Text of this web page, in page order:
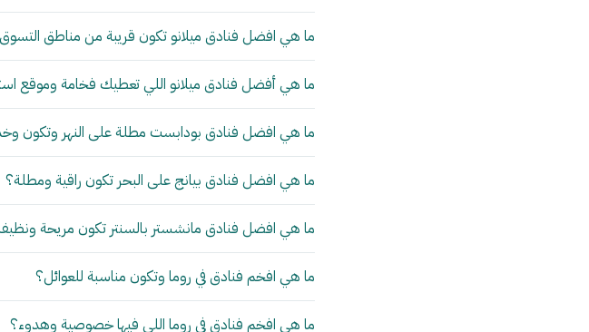
ما هي افضل فنادق ميلانو تكون قريبة من مناطق التسوق
ما هي أفضل فنادق ميلانو اللي تعطيك فخامة وموقع
ما هي افضل فنادق بودابست مطلة على النهر وتكون
ما هي افضل فنادق بيانج على البحر تكون راقية ومطلة؟
ما هي افضل فنادق مانشستر بالسنتر تكون مريحة
ما هي افخم فنادق في روما وتكون مناسبة للعوائل؟
ما هي افخم فنادق في روما اللي فيها خصوصية وهدوء؟